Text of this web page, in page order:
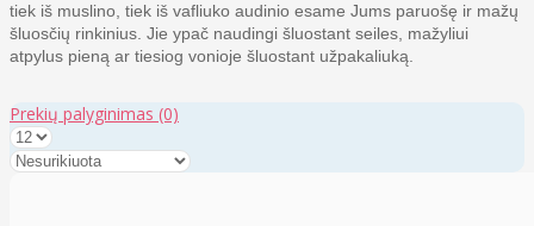
tiek iš muslino, tiek iš vafliuko audinio esame Jums paruošę ir mažų
šluosčių rinkinius. Jie ypač naudingi šluostant seiles, mažyliui
atpylus pieną ar tiesiog vonioje šluostant užpakaliuką.
Prekių palyginimas (0)